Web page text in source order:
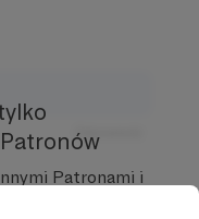
Odpowiedz
Patronami i